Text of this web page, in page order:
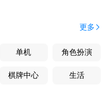
更多
单机 角色扮演
棋牌中心 生活